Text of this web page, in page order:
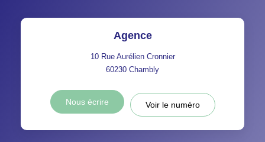
Agence
10 Rue Aurélien Cronnier
60230 Chambly
Nous écrire Voir le numéro